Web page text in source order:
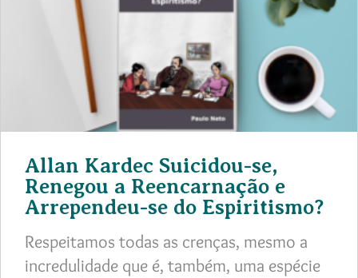
Allan Kardec Suicidou-se,
Renegou a Reencarnação e
Arrependeu-se do Espiritismo?
Respeitamos todas as crenças, mesmo a
incredulidade que é, também, uma espécie